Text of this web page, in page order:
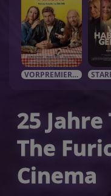
VORPREMIEREN / EVENTS
25
The
Cinema